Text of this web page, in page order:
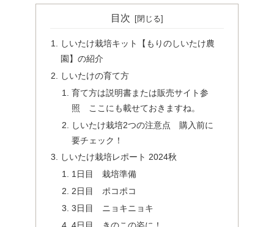
目次
しいたけ栽培キット【もりのしいたけ農
園】の紹介
しいたけの育て方
育て方は説明書または販売サイト参
照 ここにも載せておきますね。
しいたけ栽培2つの注意点 購入前に
要チェック！
しいたけ栽培レポート 2024秋
1日目 栽培準備
2日目 ポコポコ
3日目 ニョキニョキ